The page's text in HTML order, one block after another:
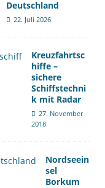
Deutschland
22. Juli 2026
Kreuzfahrtsc
hiffe –
sichere
Schiffstechni
k mit Radar
27. November
2018
Nordseein
sel
Borkum